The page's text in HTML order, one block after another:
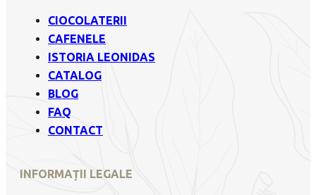
CIOCOLATERII
CAFENELE
ISTORIA LEONIDAS
CATALOG
BLOG
FAQ
CONTACT
INFORMAȚII LEGALE